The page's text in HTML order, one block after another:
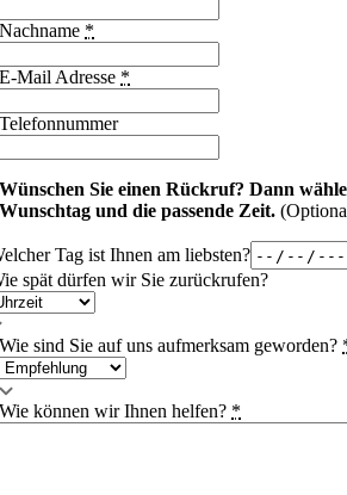
Nachname *
E-Mail Adresse *
Telefonnummer
Wünschen Sie einen Rückruf? Dann
Wunschtag und die passende Zeit.
Tag ist Ihnen am liebsten?
spät dürfen wir Sie zurückrufen?
Wie sind Sie auf uns aufmerksam geworden?
Wie können wir Ihnen helfen? *